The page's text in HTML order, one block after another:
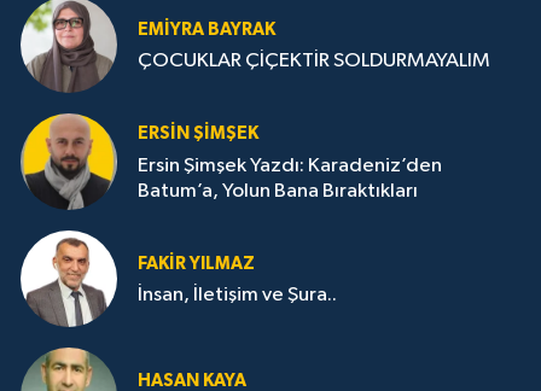
EMIYRA BAYRAK
ÇOCUKLAR ÇİÇEKTİR SOLDURMAYALIM
ERSIN ŞIMŞEK
Ersin Şimşek Yazdı: Karadeniz’den
Batum’a, Yolun Bana Bıraktıkları
FAKIR YILMAZ
İnsan, İletişim ve Şura..
HASAN KAYA